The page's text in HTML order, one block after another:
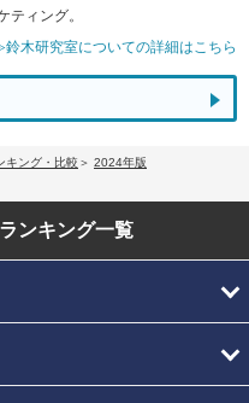
ティング。
木研究室についての詳細はこちら
キング・比較
2024年版
ランキング一覧